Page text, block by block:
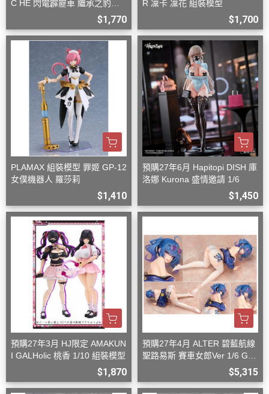
C HE 閃電霹靂車 繼承之豹魂
$1,770
R 凜卡 凜花 組裝模型
$1,700
PLAMAX 組裝模型 罪姬 GP-12
女僕機器人 羅莎莉
$1,410
預購27年6月 Hapitopi DISH 庫
洛娜 Kurona 盛情邀請 1/6
$1,450
預購27年3月 HJ限定 AMAKUN
I GALHolic 桃香 1/10 組裝模型
$1,870
預購27年4月 ALTER 碧藍航線
聖路易斯 賽車女郎Ver 1/6 G08
$5,315